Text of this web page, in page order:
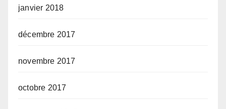
janvier 2018
décembre 2017
novembre 2017
octobre 2017